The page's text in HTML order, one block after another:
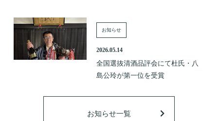
お知らせ
2026.05.14
全国選抜清酒品評会にて杜氏・八
島公玲が第一位を受賞
お知らせ一覧